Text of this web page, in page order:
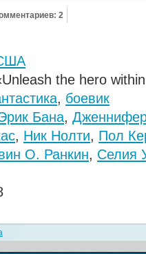
2
the hero
, боевик
Бана,
, Ник Нолти, Пол
О. Ранкин, Селия